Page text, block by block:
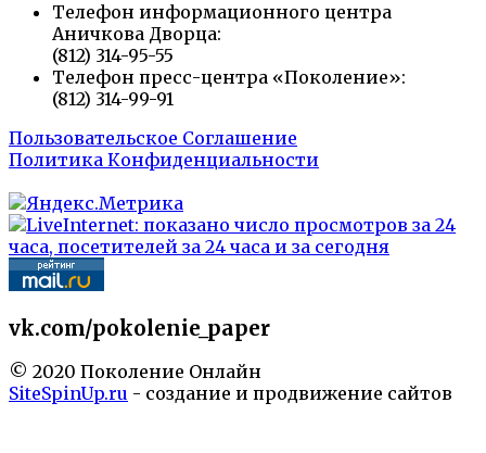
Телефон информационного центра
Аничкова Дворца:
(812) 314-95-55
Телефон пресс-центра «Поколение»:
(812) 314-99-91
Пользовательское Соглашение
Политика Конфиденциальности
vk.com/pokolenie_paper
© 2020 Поколение Онлайн
SiteSpinUp.ru - создание и продвижение сайтов